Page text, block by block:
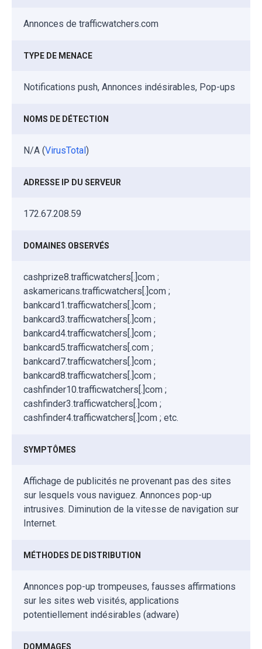
Annonces de trafficwatchers.com
TYPE DE MENACE
Notifications push, Annonces indésirables, Pop-ups
NOMS DE DÉTECTION
N/A (VirusTotal)
ADRESSE IP DU SERVEUR
172.67.208.59
DOMAINES OBSERVÉS
cashprize8.trafficwatchers[.]com ;
askamericans.trafficwatchers[.]com ;
bankcard1.trafficwatchers[.]com ;
bankcard3.trafficwatchers[.]com ;
bankcard4.trafficwatchers[.]com ;
bankcard5.trafficwatchers[.com ;
bankcard7.trafficwatchers[.]com ;
bankcard8.trafficwatchers[.]com ;
cashfinder10.trafficwatchers[.]com ;
cashfinder3.trafficwatchers[.]com ;
cashfinder4.trafficwatchers[.]com ; etc.
SYMPTÔMES
Affichage de publicités ne provenant pas des sites
sur lesquels vous naviguez. Annonces pop-up
intrusives. Diminution de la vitesse de navigation sur
Internet.
MÉTHODES DE DISTRIBUTION
Annonces pop-up trompeuses, fausses affirmations
sur les sites web visités, applications
potentiellement indésirables (adware)
DOMMAGES